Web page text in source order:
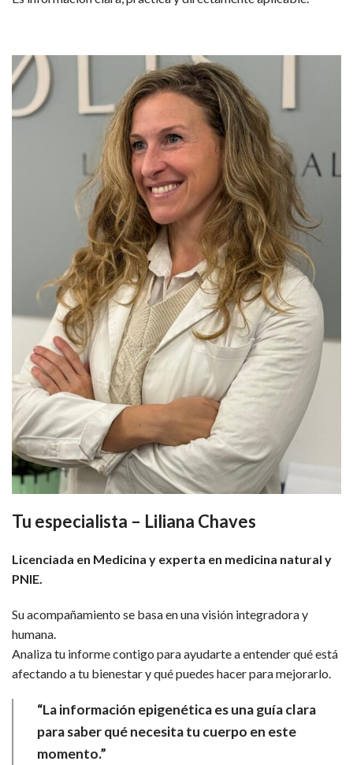
Tu especialista – Liliana Chaves
Licenciada en Medicina y experta en medicina natural y
PNIE.
Su acompañamiento se basa en una visión integradora y
humana.
Analiza tu informe contigo para ayudarte a entender qué está
afectando a tu bienestar y qué puedes hacer para mejorarlo.
“La información epigenética es una guía clara
para saber qué necesita tu cuerpo en este
momento.”